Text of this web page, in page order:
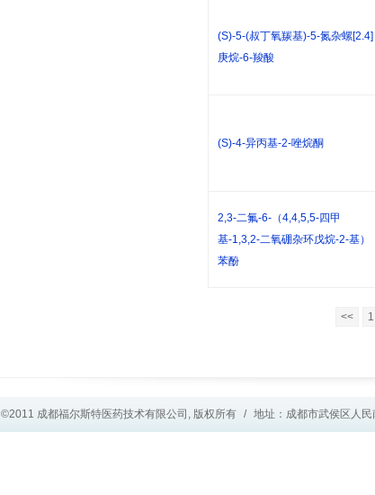
(S)-5-(叔丁氧羰基)-5-氮杂螺[2.4]
庚烷-6-羧酸
(S)-4-异丙基-2-唑烷酮
2,3-二氟-6-（4,4,5,5-四甲
基-1,3,2-二氧硼杂环戊烷-2-基）
苯酚
<<
©2011 成都福尔斯特医药技术有限公司, 版权所有 / 地址：成都市武侯区人